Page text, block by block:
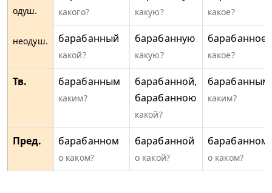
одуш.
неодуш.
какого? какую? какое?
барабанный
какой?
барабанную
какую?
барабанное
какое?
Тв. барабанным
каким?
барабанной,
барабанною
какой?
барабанным
каким?
Пред. барабанном
о каком?
барабанной
о какой?
барабанном
о каком?